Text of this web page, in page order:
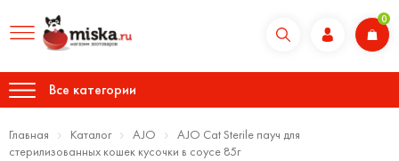
0
Все категории
Главная Каталог AJO
AJO Cat Sterile пауч для
стерилизованных кошек кусочки в соусе 85г